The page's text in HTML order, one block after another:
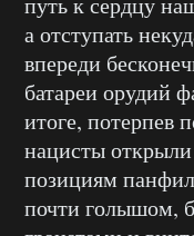
а отступать
впереди
батареи орудий
итоге, потерпев
нацисты открыли
позициям
почти голышом,